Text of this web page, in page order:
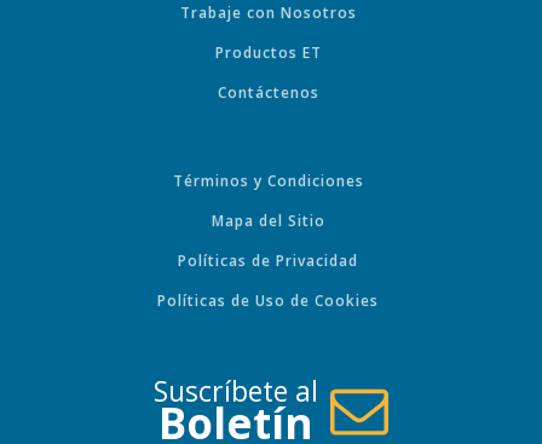
Trabaje con Nosotros
Productos ET
Contáctenos
Términos y Condiciones
Mapa del Sitio
Políticas de Privacidad
Políticas de Uso de Cookies
Suscríbete al
Boletín